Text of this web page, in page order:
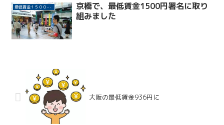
最低賃金１５００円に
京橋で、最低賃金1500円署名に取り
組みました
大阪の最低賃金936円に